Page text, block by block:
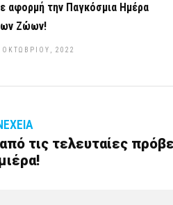
αφορμή την Παγκόσμια Ημέρα
Ζώων!
ΟΚΤΩΒΡΊΟΥ, 2022
τις τελευταίες